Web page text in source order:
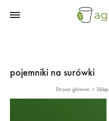
pojemniki na surówki
Strona główna Sklep